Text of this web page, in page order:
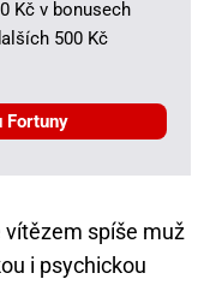
Kč v bonusech
500 Kč
Fortuny
vítězem spíše muž
i psychickou